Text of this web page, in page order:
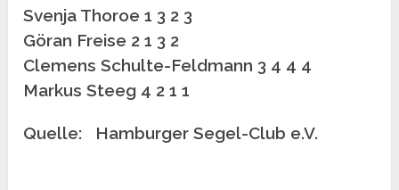
Svenja Thoroe 1 3 2 3
Göran Freise 2 1 3 2
Clemens Schulte-Feldmann 3 4 4 4
Markus Steeg 4 2 1 1
Quelle: Hamburger Segel-Club e.V.